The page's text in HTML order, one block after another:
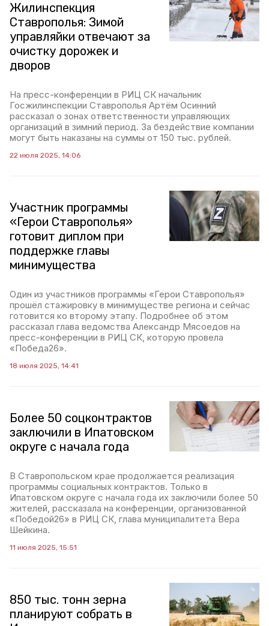
Жилинспекция
Ставрополья: Зимой
управляйки отвечают за
очистку дорожек и
дворов
На пресс-конференции в РИЦ СК начальник
Госжилинспекции Ставрополья Артём Осинний
рассказал о зонах ответственности управляющих
организаций в зимний период. За бездействие компании
могут быть наказаны на суммы от 150 тыс. рублей.
22 июля 2025, 14:06
Участник программы
«Герои Ставрополья»
готовит диплом при
поддержке главы
минимущества
Один из участников программы «Герои Ставрополья»
прошёл стажировку в минимуществе региона и сейчас
готовится ко второму этапу. Подробнее об этом
рассказал глава ведомства Александр Мясоедов на
пресс-конференции в РИЦ СК, которую провела
«Победа26».
18 июля 2025, 14:41
Более 50 соцконтрактов
заключили в Ипатовском
округе с начала года
В Ставропольском крае продолжается реализация
программы социальных контрактов. Только в
Ипатовском округе с начала года их заключили более 50
жителей, рассказала на конференции, организованной
«Победой26» в РИЦ СК, глава муниципалитета Вера
Шейкина.
11 июля 2025, 15:51
850 тыс. тонн зерна
планируют собрать в